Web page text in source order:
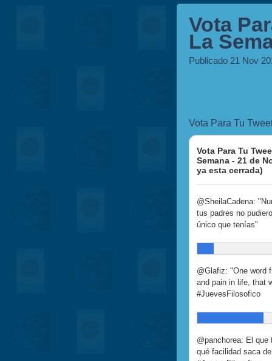
Vota
La
Publicado 21 Nov
Vota Para Tu
Vota Para Tu
Semana - 21 de
ya esta cerrada)
@SheilaCadena:
tus padres no
único que tenías"
@Glafiz: "One word
and pain in life, that
#JuevesFilosofico
@panchorea: El
qué facilidad saca